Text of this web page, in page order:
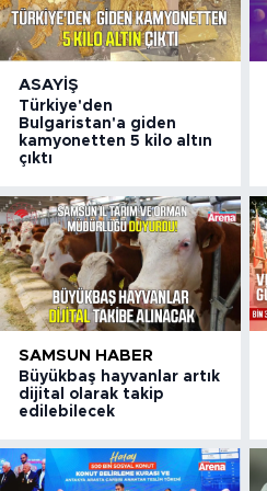
ASAYIŞ
Türkiye'den
Bulgaristan'a giden
kamyonetten 5 kilo altın
çıktı
SAMSUN HABER
Büyükbaş hayvanlar artık
dijital olarak takip
edilebilecek